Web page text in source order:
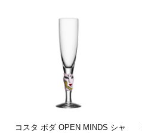
コスタ ボダ OPEN MINDS シャ